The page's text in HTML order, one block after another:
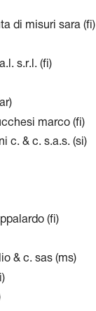
di misuri sara (fi)
s.r.l. (fi)
marco (fi)
c. & c. s.a.s. (si)
(fi)
& c. sas (ms)